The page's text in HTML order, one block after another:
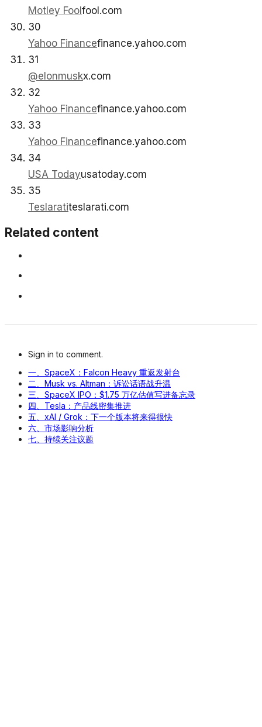
Motley Foolfool.com
30
Yahoo Financefinance.yahoo.com
31
@elonmuskx.com
32
Yahoo Financefinance.yahoo.com
33
Yahoo Financefinance.yahoo.com
34
USA Todayusatoday.com
35
Teslaratiteslarati.com
Related content
Sign in to comment.
一、SpaceX：Falcon Heavy 重返发射台
二、Musk vs. Altman：诉讼话语战升温
三、SpaceX IPO：$1.75 万亿估值写进备忘录
四、Tesla：产品线密集推进
五、xAI / Grok：下一个版本将来得很快
六、市场影响分析
七、持续关注议题